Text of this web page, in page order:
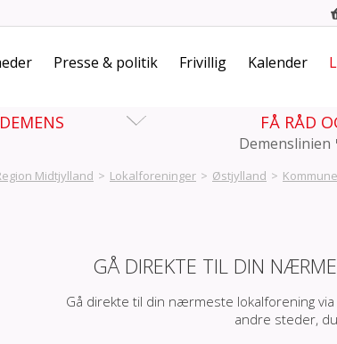
Presse & politik Frivillig Kalender
FÅ RÅD
Demenslinien
Midtjylland > Lokalforeninger > Østjylland >
GÅ DIREKTE TIL DIN
Gå direkte til din nærmeste lokalforening
andre steder,